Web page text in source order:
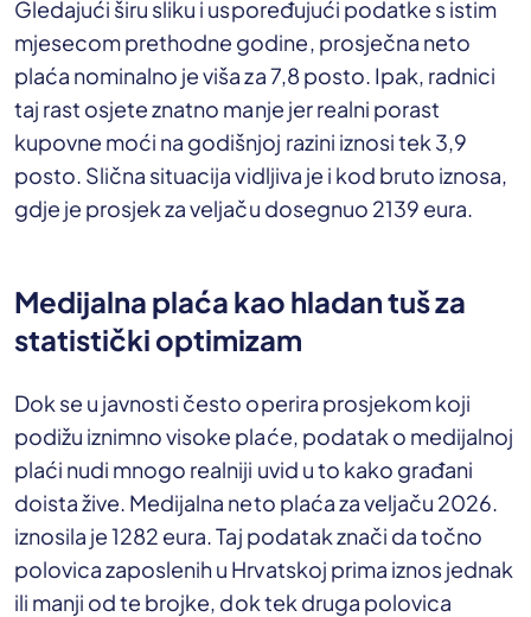
Gledajući širu sliku i uspoređujući podatke s istim
mjesecom prethodne godine, prosječna neto
plaća nominalno je viša za 7,8 posto. Ipak, radnici
taj rast osjete znatno manje jer realni porast
kupovne moći na godišnjoj razini iznosi tek 3,9
posto. Slična situacija vidljiva je i kod bruto iznosa,
gdje je prosjek za veljaču dosegnuo 2139 eura.
Medijalna plaća kao hladan tuš za
statistički optimizam
Dok se u javnosti često operira prosjekom koji
podižu iznimno visoke plaće, podatak o medijalnoj
plaći nudi mnogo realniji uvid u to kako građani
doista žive. Medijalna neto plaća za veljaču 2026.
iznosila je 1282 eura. Taj podatak znači da točno
polovica zaposlenih u Hrvatskoj prima iznos jednak
ili manji od te brojke, dok tek druga polovica